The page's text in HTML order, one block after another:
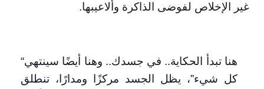
غير الإخلاص لفوضى الذاكرة وألاعيبها.
“هنا تبدأ الحكاية.. في جسدك.. وهنا أيضًا سينتهي
كل شيء”، يظل الجسد مركزًا ومدارًا، تنطلق